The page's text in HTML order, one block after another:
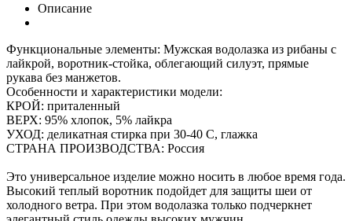
Описание
Функциональные элементы: Мужская водолазка из рибаны с
лайкрой, воротник-стойка, облегающий силуэт, прямые
рукава без манжетов.
Особенности и характеристики модели:
КРОЙ: приталенный
ВЕРХ: 95% хлопок, 5% лайкра
УХОД: деликатная стирка при 30-40 С, глажка
СТРАНА ПРОИЗВОДСТВА: Россия
Это универсальное изделие можно носить в любое время года.
Высокий теплый воротник подойдет для защиты шеи от
холодного ветра. При этом водолазка только подчеркнет